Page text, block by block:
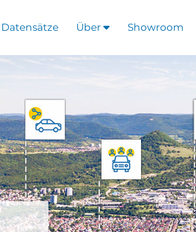
Datensätze Über Showroom